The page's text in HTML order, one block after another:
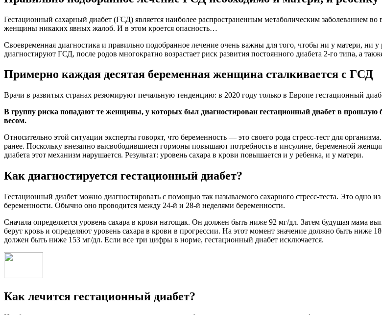
Гестационный сахарный диабет (ГСД) является наиболее распространенным метаболическим заболеванием
женщины никаких явных жалоб. И в этом кроется опасность…
Своевременная диагностика и правильно подобранное лечение очень важны для того, чтобы ни у матери,
диагностируют ГСД, после родов многократно возрастает риск развития постоянного диабета 2-го типа, а
Примерно каждая десятая беременная женщина сталкивается с ГСД
Врачи в развитых странах резюмируют печальную тенденцию: в 2020 году только в Европе гестационный
В группу риска попадают те женщины, у которых был диагностирован гестационный диабет в
весом.
Относительно этой ситуации эксперты говорят, что беременность — это своего рода стресс-тест для
ранее. Поскольку внезапно высвободившиеся гормоны повышают потребность в инсулине, беременной
диабета этот механизм нарушается. Результат: уровень сахара в крови повышается и у ребенка, и у матери.
Как диагностируется гестационный диабет?
Гестационный диабет можно диагностировать с помощью так называемого сахарного стресс-теста. Это одно
беременности. Обычно оно проводится между 24-й и 28-й неделями беременности.
Сначала определяется уровень сахара в крови натощак. Он должен быть ниже 92 мг/дл. Затем будущая мама
берут кровь и определяют уровень сахара в крови в прогрессии. На этот момент значение должно быть ниже
должен быть ниже 153 мг/дл. Если все три цифры в норме, гестационный диабет исключается.
Как лечится гестационный диабет?